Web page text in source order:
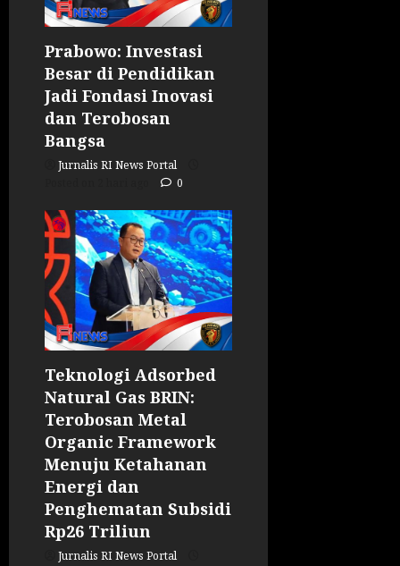
Prabowo: Investasi
Besar di Pendidikan
Jadi Fondasi Inovasi
dan Terobosan
Bangsa
Jurnalis RI News Portal
0
Teknologi Adsorbed
Natural Gas BRIN:
Terobosan Metal
Organic Framework
Menuju Ketahanan
Energi dan
Penghematan Subsidi
Rp26 Triliun
Jurnalis RI News Portal